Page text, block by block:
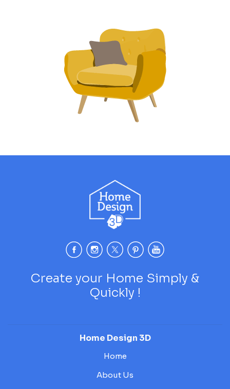
Create your Home Simply &
Quickly !
Home Design 3D
Home
About Us